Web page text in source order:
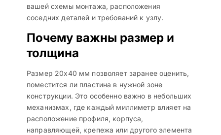
вашей схемы монтажа, расположения
соседних деталей и требований к узлу.
Почему важны размер и
толщина
Размер 20х40 мм позволяет заранее оценить,
поместится ли пластина в нужной зоне
конструкции. Это особенно важно в небольших
механизмах, где каждый миллиметр влияет на
расположение профиля, корпуса,
направляющей, крепежа или другого элемента